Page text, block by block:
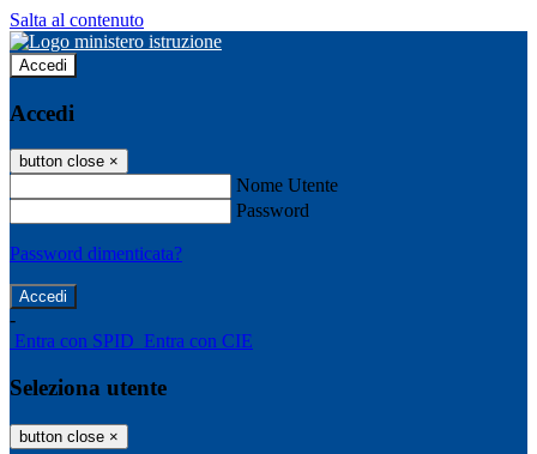
Salta al contenuto
Accedi
Accedi
button close ×
Nome Utente
Password
Password dimenticata?
-
Entra con SPID Entra con CIE
Seleziona utente
button close ×